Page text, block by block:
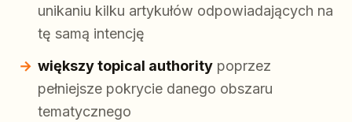
unikaniu kilku artykułów odpowiadających na
tę samą intencję
większy topical authority poprzez
pełniejsze pokrycie danego obszaru
tematycznego